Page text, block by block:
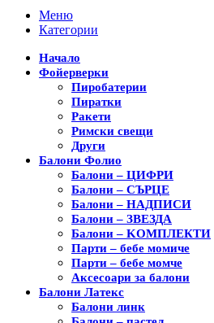
Меню
Категории
Начало
Фойерверки
Пиробатерии
Пиратки
Ракети
Римски свещи
Други
Балони Фолио
Балони – ЦИФРИ
Балони – СЪРЦЕ
Балони – НАДПИСИ
Балони – ЗВЕЗДА
Балони – KОМПЛЕКТИ
Парти – бебе момиче
Парти – бебе момче
Аксесоари за балони
Балони Латекс
Балони линк